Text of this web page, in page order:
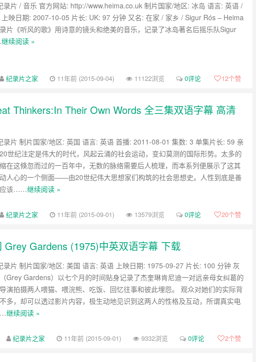
录片 / 音乐 官方网站: http://www.heima.co.uk 制片国家/地区: 冰岛 语言: 英语 /
映日期: 2007-10-05 片长: UK: 97 分钟 又名: 在家 / 家乡 / Sigur Rós – Heima
片《听风的歌》用诗意的镜头和绝美的音乐，记录了冰岛著名后摇乐队Sigur
继续阅读 »
纪录片之家 11年前 (2015-09-04) 11122浏览 0评论 12个赞
Thinkers:In Their Own Words 全三集双语字幕 高清
录片 制片国家/地区: 英国 语言: 英语 首播: 2011-08-01 集数: 3 单集片长: 59 亲
世纪注定是伟大的时代，风起云涌的社会运动，变幻莫测的国际形势。太多的
在这倏忽而过的一百年中，无数的脉络需要后人梳理，而本系列便展示了这其
人心的一个侧面——由20世纪伟大思想家们构筑的社会思想史。人性到底是善
应该……继续阅读 »
纪录片之家 11年前 (2015-09-01) 13579浏览 0评论 20个赞
Gardens (1975)中英双语字幕 下载
录片 制片国家/地区: 美国 语言: 英语 上映日期: 1975-09-27 片长: 100 分钟 灰
Grey Gardens）以七个月的时间贴身记录了杰奎琳肯尼迪一对远亲母女纠葛的
演拍摄两人喂猫、喂浣熊、吃饭、回忆往事和彼此埋怨。 观众对她们的实际背
多，却可以透过影片内容，极生动地见识到这两人的性格及互动，所谓真实电
继续阅读 »
纪录片之家 11年前 (2015-09-01) 9332浏览 0评论 2个赞